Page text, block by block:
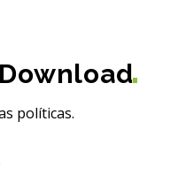
políticas.